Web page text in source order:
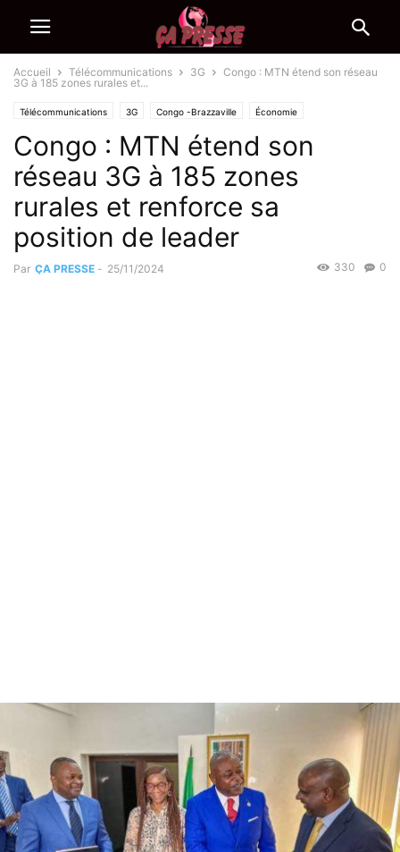
Accueil Télécommunications 3G
Congo : MTN étend son réseau
3G à 185 zones rurales et...
Télécommunications 3G Congo -Brazzaville Économie
Congo : MTN étend son
réseau 3G à 185 zones
rurales et renforce sa
position de leader
Par ÇA PRESSE - 25/11/2024 0
330